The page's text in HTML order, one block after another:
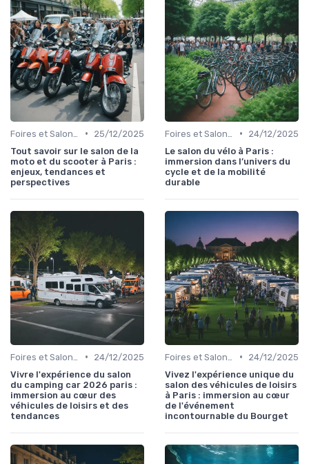
•
25/12/2025
Tout savoir sur le salon de la
moto et du scooter à Paris :
enjeux, tendances et
perspectives
•
24/12/2025
Le salon du vélo à Paris :
immersion dans l’univers du
cycle et de la mobilité
durable
•
24/12/2025
Vivre l'expérience du salon
du camping car 2026 paris :
immersion au cœur des
véhicules de loisirs et des
tendances
•
24/12/2025
Vivez l'expérience unique du
salon des véhicules de loisirs
à Paris : immersion au cœur
de l'événement
incontournable du Bourget